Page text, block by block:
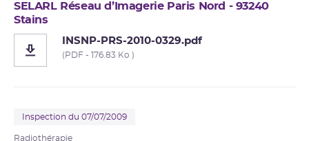
SELARL Réseau d’Imagerie Paris Nord - 93240
Stains
INSNP-PRS-2010-0329.pdf
(PDF - 176.83 Ko )
Inspection du 07/07/2009
Radiothérapie